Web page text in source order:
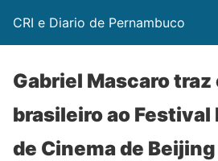
CRI e Diario de Pernambuco
Gabriel Mascaro traz
brasileiro ao
de Cinema de Beijing